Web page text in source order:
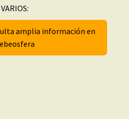
VARIOS:
amplia información en